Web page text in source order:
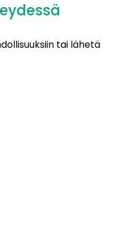
tai lähetä